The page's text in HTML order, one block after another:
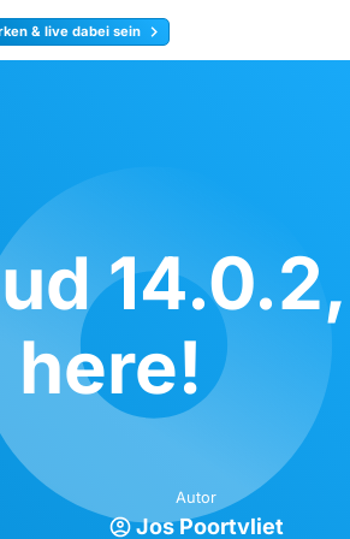
& live dabei sein
14.0.2,
here!
Autor
Jos Poortvliet